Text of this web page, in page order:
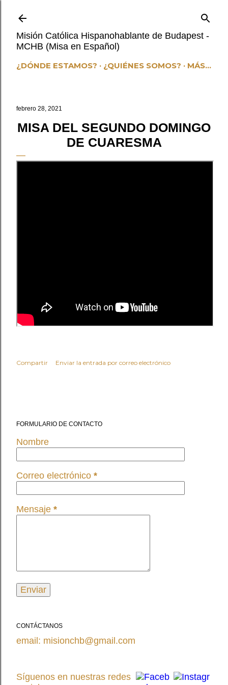
Misión Católica Hispanohablante de Budapest -
MCHB (Misa en Español)
¿DÓNDE ESTAMOS? ¿QUIÉNES SOMOS? MÁS…
febrero 28, 2021
MISA DEL SEGUNDO DOMINGO
DE CUARESMA
Compartir Enviar la entrada por correo electrónico
FORMULARIO DE CONTACTO
Nombre
Correo electrónico *
Mensaje *
CONTÁCTANOS
email: misionchb@gmail.com
Síguenos en nuestras redes